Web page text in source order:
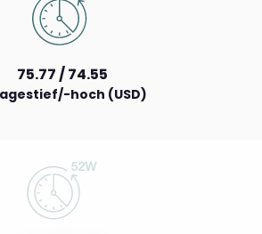
75.77 / 74.55
hoch (USD)